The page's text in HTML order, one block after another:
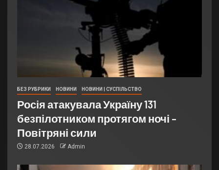
БЕЗ РУБРИКИ НОВИНИ НОВИНИ | СУСПІЛЬСТВО
Росія атакувала Україну 131
безпілотником протягом ночі –
Повітряні сили
28.07.2026 Admin